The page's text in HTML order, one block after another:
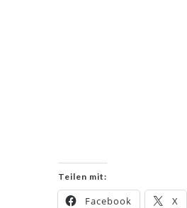
Teilen mit:
Facebook X